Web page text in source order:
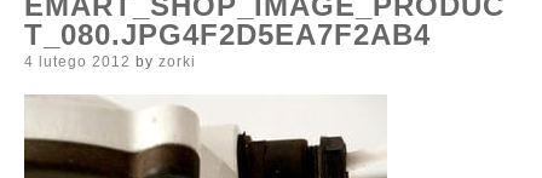
T_080.JPG4F2D5EA7F2AB4
Posted
4 lutego 2012 by zorki